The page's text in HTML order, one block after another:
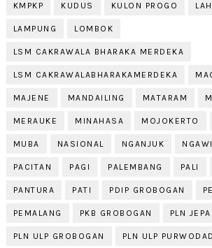
KMPKP KUDUS KULON PROGO
LAMPUNG LOMBOK
LSM CAKRAWALA BHARAKA MERDEKA
LSM CAKRAWALABHARAKAMERDEKA
MAJENE MANDAILING MATARAM
MERAUKE MINAHASA MOJOKERTO
MUBA NASIONAL NGANJUK NGAWI
PACITAN PAGI PALEMBANG PALI
PANTURA PATI PDIP GROBOGAN
PEMALANG PKB GROBOGAN PLN
PLN ULP GROBOGAN PLN ULP